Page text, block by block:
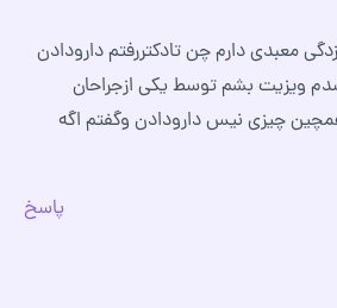
معبدی دارم چن تادکتررفتم دارودادن
ویزیت بشم توسط یکی ازجراحان
چیزی نیس دارودادن وگفتم اگه
پاسخ